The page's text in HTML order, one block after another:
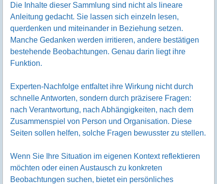
Die Inhalte dieser Sammlung sind nicht als lineare
Anleitung gedacht. Sie lassen sich einzeln lesen,
querdenken und miteinander in Beziehung setzen.
Manche Gedanken werden irritieren, andere bestätigen
bestehende Beobachtungen. Genau darin liegt ihre
Funktion.
Experten-Nachfolge entfaltet ihre Wirkung nicht durch
schnelle Antworten, sondern durch präzisere Fragen:
nach Verantwortung, nach Abhängigkeiten, nach dem
Zusammenspiel von Person und Organisation. Diese
Seiten sollen helfen, solche Fragen bewusster zu stellen.
Wenn Sie Ihre Situation im eigenen Kontext reflektieren
möchten oder einen Austausch zu konkreten
Beobachtungen suchen, bietet ein persönliches